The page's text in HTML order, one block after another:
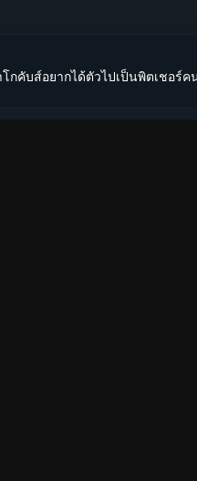
กคับส์อยากได้ตัวไปเป็นพิตเชอร์ค